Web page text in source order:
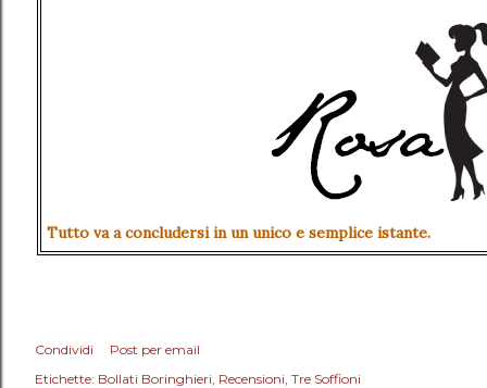
Tutto va a concludersi in un unico e semplice istante.
Condividi
Post per email
Etichette: Bollati Boringhieri Recensioni Tre Soffioni